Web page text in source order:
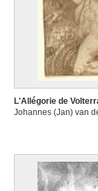
L'Allégorie de
Johannes (Jan) van